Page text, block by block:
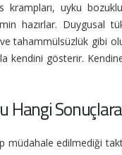
krampları, uyku
hazırlar.
tahammülsüzlük gibi
kendini gösterir.
Hangi
müdahale edilmediği